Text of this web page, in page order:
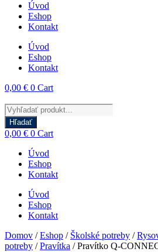
Úvod
Eshop
Kontakt
Úvod
Eshop
Kontakt
0,00 € 0 Cart
Products
search
Hľadať
0,00 € 0 Cart
Úvod
Eshop
Kontakt
Úvod
Eshop
Kontakt
Domov /Eshop / Školské potreby /
potreby /Pravítka / Pravítko Q-